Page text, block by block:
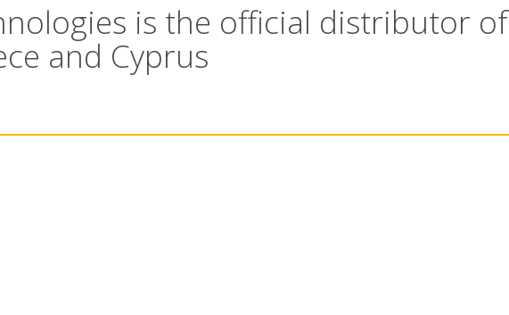
is the official distributor of
and Cyprus